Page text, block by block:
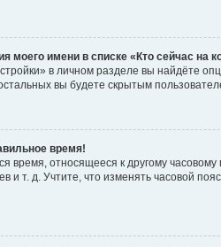
моего имени в списке «Кто сейчас на
в личном разделе вы найдёте
вы будете скрытым
время!
время, относящееся к другому часовому
и т. д. Учтите, что изменять часовой